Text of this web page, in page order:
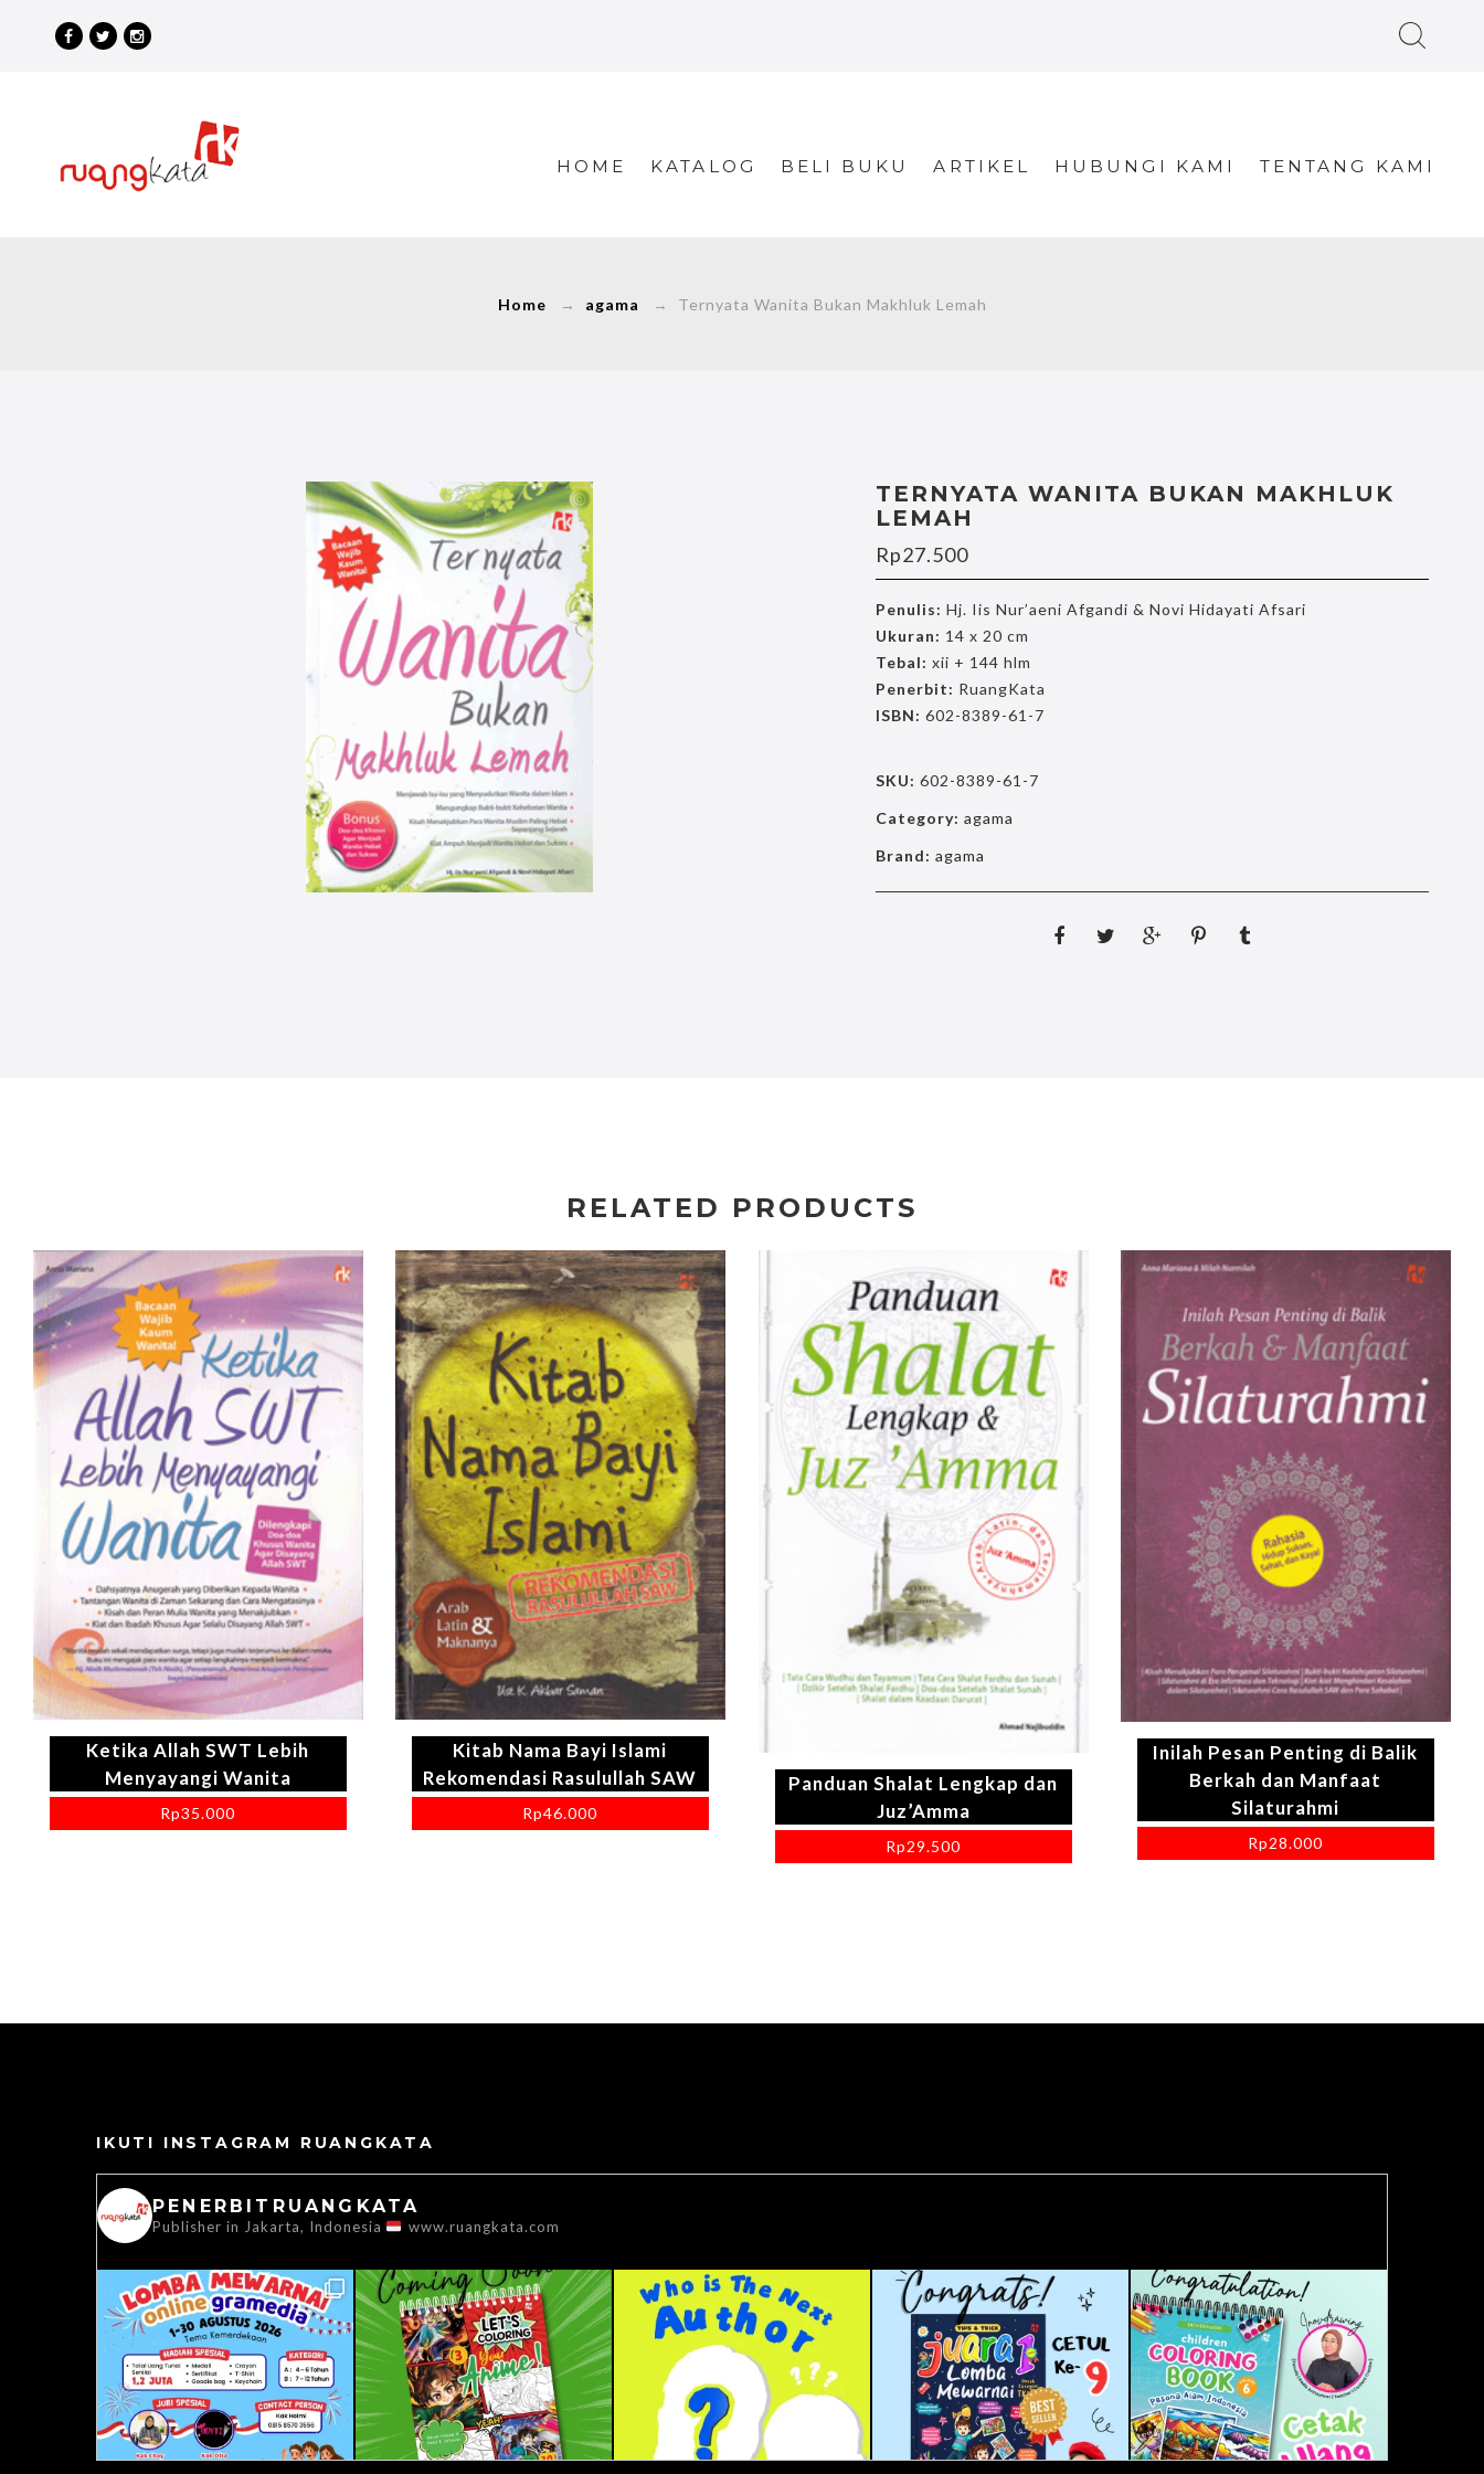
HOME KATALOG BELI BUKU ARTIKEL HUBUNGI KAMI TENTANG KAMI
Home → agama → Ternyata Wanita Bukan Makhluk Lemah
TERNYATA WANITA BUKAN MAKHLUK
LEMAH
Rp27.500
Penulis: Hj. Iis Nur’aeni Afgandi & Novi Hidayati Afsari
Ukuran: 14 x 20 cm
Tebal: xii + 144 hlm
Penerbit: RuangKata
ISBN: 602-8389-61-7
SKU:602-8389-61-7
Category:agama
Brand:agama
RELATED PRODUCTS
Ketika Allah SWT Lebih
Menyayangi Wanita
Rp35.000
Kitab Nama Bayi Islami
Rekomendasi Rasulullah SAW
Rp46.000
Panduan Shalat Lengkap dan
Juz’Amma
Rp29.500
Inilah Pesan Penting di Balik
Berkah dan Manfaat
Silaturahmi
Rp28.000
IKUTI INSTAGRAM RUANGKATA
PENERBITRUANGKATA
Publisher in Jakarta, Indonesia www.ruangkata.com